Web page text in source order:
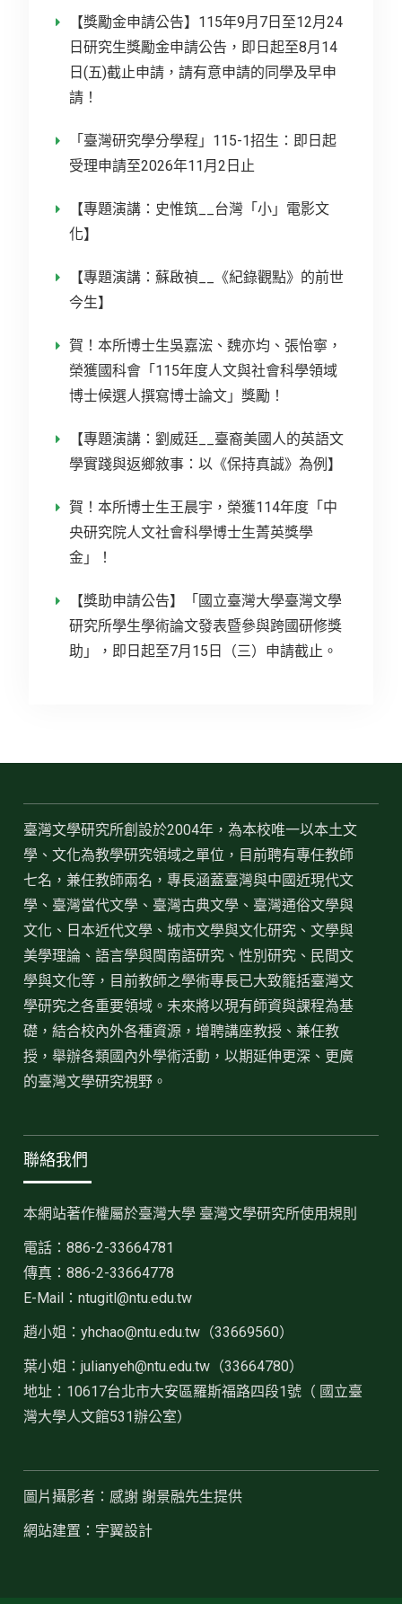
【獎勵金申請公告】115年9月7日至12月24
日研究生獎勵金申請公告，即日起至8月14
日(五)截止申請，請有意申請的同學及早申
請！
「臺灣研究學分學程」115-1招生：即日起
受理申請至2026年11月2日止
【專題演講：史惟筑__台灣「小」電影文
化】
【專題演講：蘇啟禎__《紀錄觀點》的前世
今生】
賀！本所博士生吳嘉浤、魏亦均、張怡寧，
榮獲國科會「115年度人文與社會科學領域
博士候選人撰寫博士論文」獎勵！
【專題演講：劉威廷__臺裔美國人的英語文
學實踐與返鄉敘事：以《保持真誠》為例】
賀！本所博士生王晨宇，榮獲114年度「中
央研究院人文社會科學博士生菁英獎學
金」！
【獎助申請公告】「國立臺灣大學臺灣文學
研究所學生學術論文發表暨參與跨國研修獎
助」，即日起至7月15日（三）申請截止。
臺灣文學研究所創設於2004年，為本校唯一以本土文
學、文化為教學研究領域之單位，目前聘有專任教師
七名，兼任教師兩名，專長涵蓋臺灣與中國近現代文
學、臺灣當代文學、臺灣古典文學、臺灣通俗文學與
文化、日本近代文學、城市文學與文化研究、文學與
美學理論、語言學與閩南語研究、性別研究、民間文
學與文化等，目前教師之學術專長已大致籠括臺灣文
學研究之各重要領域。未來將以現有師資與課程為基
礎，結合校內外各種資源，增聘講座教授、兼任教
授，舉辦各類國內外學術活動，以期延伸更深、更廣
的臺灣文學研究視野。
聯絡我們
本網站著作權屬於臺灣大學 臺灣文學研究所使用規則
電話：886-2-33664781
傳真：886-2-33664778
E-Mail：ntugitl@ntu.edu.tw
趙小姐：yhchao@ntu.edu.tw（33669560）
葉小姐：julianyeh@ntu.edu.tw（33664780）
地址：10617台北市大安區羅斯福路四段1號（ 國立臺
灣大學人文館531辦公室）
圖片攝影者：感謝 謝景融先生提供
網站建置：宇翼設計